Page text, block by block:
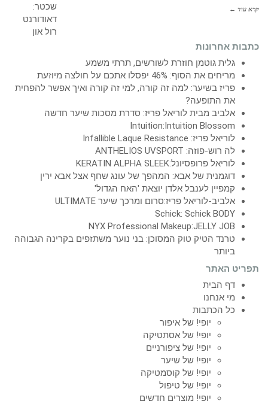
קרא עוד ←
כתבות אחרונות
גלית גוטמן חוזרת לשורשים, תרתי משמע
מריחים את הסוף: 46% יפסלו אתכם על חולצה מיוזעת
פריז בשיער: למה זה קורה, למי זה קורה ואיך אפשר להפחית
את התופעה?
אלביב מבית לוריאל פריז: סדרת מסכות שיער חדשה
Intuition:Intuition Blossom
לוריאל פריז: Infallible Laque Resistance
לה רוש-פוזה: ANTHELIOS UVSPORT
לוריאל פרופסיונל:KERATIN ALPHA SLEEK
דוגמנית של אבא: המהפך של עונג שחף אצל אבא ירין
קמפיין לענבל אלדן יוצאת 'האח הגדול'
אלביב-לוריאל פריז:סרום ומרכך שיער ULTIMATE
Schick: Schick BODY
NYX Professional Makeup:JELLY JOB
טרנד הטיק טוק המסוכן: בני נוער משתזפים בקרינה הגבוהה
ביותר
תפריט האתר
דף הבית
מי אנחנו
כל הכתבות
יופי! של איפור
יופי! של אסתטיקה
יופי! של ציפורניים
יופי! של שיער
יופי! של קוסמטיקה
יופי! של טיפול
יופי! מוצרים חדשים